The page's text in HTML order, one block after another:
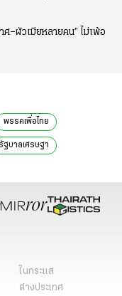
–ผัวเมียหลายคน” ไม่เพ้อ
พรรคเพื่อไทย
รัฐบาลเศรษฐา
ในกระแส
ต่างประเทศ